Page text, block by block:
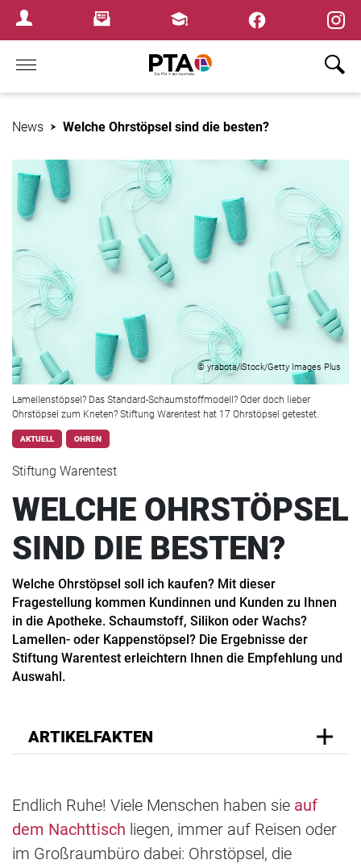
Login MenuNewsletterFortbildungen
Home
News Welche Ohrstöpsel sind die besten?
© yrabota/iStock/Getty Images Plus
Lamellenstöpsel? Das Standard-Schaumstoffmodell? Oder doch lieber
Ohrstöpsel zum Kneten? Stiftung Warentest hat 17 Ohrstöpsel getestet.
AKTUELL OHREN
Stiftung Warentest
WELCHE OHRSTÖPSEL
SIND DIE BESTEN?
Welche Ohrstöpsel soll ich kaufen? Mit dieser
Fragestellung kommen Kundinnen und Kunden zu Ihnen
in die Apotheke. Schaumstoff, Silikon oder Wachs?
Lamellen- oder Kappenstöpsel? Die Ergebnisse der
Stiftung Warentest erleichtern Ihnen die Empfehlung und
Auswahl.
ARTIKELFAKTEN
Endlich Ruhe! Viele Menschen haben sie auf
dem Nachttisch liegen, immer auf Reisen oder
im Großraumbüro dabei: Ohrstöpsel, die
×